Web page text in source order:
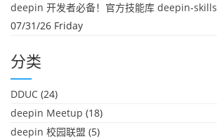
deepin 开发者必备！官方技能库 deepin-
07/31/26 Friday
分类
DDUC (24)
deepin Meetup (18)
deepin 校园联盟 (5)